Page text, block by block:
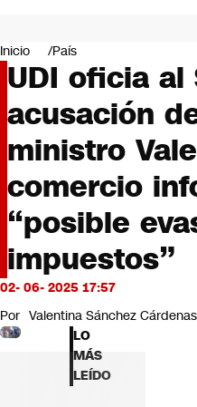
Negocios
Deportes
Programas completos
Cultura
Servicios
Bits
CNN tiempo
Futuro 360
Opinión
Inicio País
UDI oficia al
acusación
ministro
comercio
“posible
impuestos”
02- 06- 2025 17:57
Por Valentina Sánchez Cárdenas
LO
MÁS
LEÍDO